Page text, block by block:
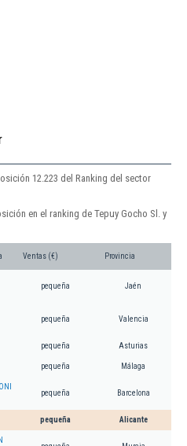
12.223 del Ranking del sector
en el ranking de Tepuy Gocho Sl. y
Ventas (€) Provincia
pequeña Jaén
pequeña Valencia
pequeña Asturias
pequeña Málaga
pequeña Barcelona
pequeña Alicante